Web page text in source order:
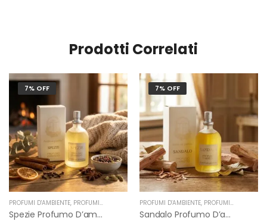
Prodotti Correlati
7% OFF
PROFUMI D'AMBIENTE, PROFUMI D'AMBIENTE FIORIRA' UN GIARDINO ,FIORIRA' UN
Spezie Profumo D’ambiente Di Fiorirà Un Giardino
7% OFF
PROFUMI D'AMBIENTE, PROFUMI D'AMBIENTE FIORIRA' UN GIARDINO
Sandalo Profumo D’ambiente Di Fiorirà Un Giardino